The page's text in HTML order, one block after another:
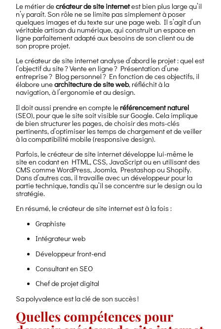
Le métier decréateur de site internetest bien plus large qu’il
n’y paraît. Son rôle ne se limite pas simplement à poser
quelques images et du texte sur une page web. Il s’agit d’un
véritable artisan du numérique, qui construit un espace en
ligne parfaitement adapté aux besoins de son client ou de
son propre projet.
Le créateur de site internet analyse d’abord le projet : quel est
l’objectif du site ? Vente en ligne ? Présentation d’une
entreprise ? Blog personnel ? En fonction de ces objectifs, il
élabore unearchitecture de site web, réfléchit à la
navigation, à l’ergonomie et au design.
Il doit aussi prendre en compte le référencement naturel
(SEO), pour que le site soit visible sur Google. Cela implique
de bien structurer les pages, de choisir des mots-clés
pertinents, d’optimiser les temps de chargement et de veiller
à la compatibilité mobile (responsive design).
Parfois, le créateur de site internet développe lui-même le
site en codant en HTML, CSS, JavaScript ou en utilisant des
CMS comme WordPress, Joomla, Prestashop ou Shopify.
Dans d’autres cas, il travaille avec un développeur pour la
partie technique, tandis qu’il se concentre sur le design ou la
stratégie.
En résumé, le créateur de site internet est à la fois :
Graphiste
Intégrateur web
Développeur front-end
Consultant en SEO
Chef de projet digital
Sa polyvalence est la clé de son succès !
Quelles compétences pour